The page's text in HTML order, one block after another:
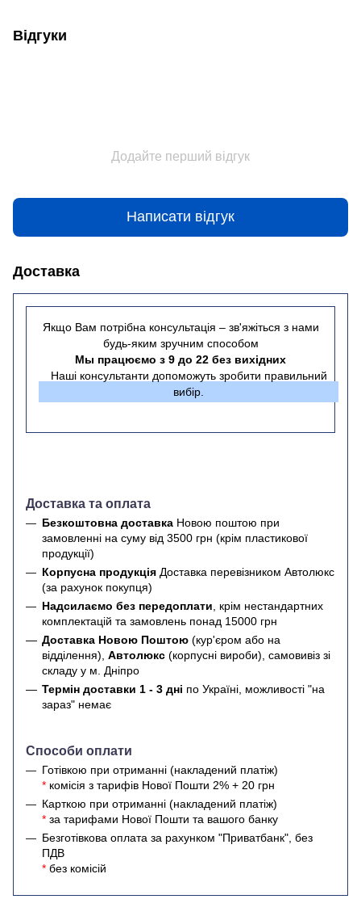
Відгуки
Додайте перший відгук
Написати відгук
Доставка
Якщо Вам потрібна консультація – зв'яжіться з нами
будь-яким зручним способом
Мы працюємо з 9 до 22 без вихідних
Наші консультанти допоможуть зробити правильний
вибір.
Доставка та оплата
Безкоштовна доставка Новою поштою при
замовленні на суму від 3500 грн (крім пластикової
продукції)
Корпусна продукція Доставка перевізником Автолюкс
(за рахунок покупця)
Надсилаємо без передоплати , крім нестандартних
комплектацій та замовлень понад 15000 грн
Доставка Новою Поштою (кур'єром або на
відділення), Автолюкс (корпусні вироби), самовивіз зі
складу у м. Дніпро
Термін доставки 1 - 3 дні по Україні, можливості "на
зараз" немає
Способи оплати
Готівкою при отриманні (накладений платіж)
* комісія з тарифів Нової Пошти 2% + 20 грн
Карткою при отриманні (накладений платіж)
* за тарифами Нової Пошти та вашого банку
Безготівкова оплата за рахунком "Приватбанк", без
ПДВ
* без комісій